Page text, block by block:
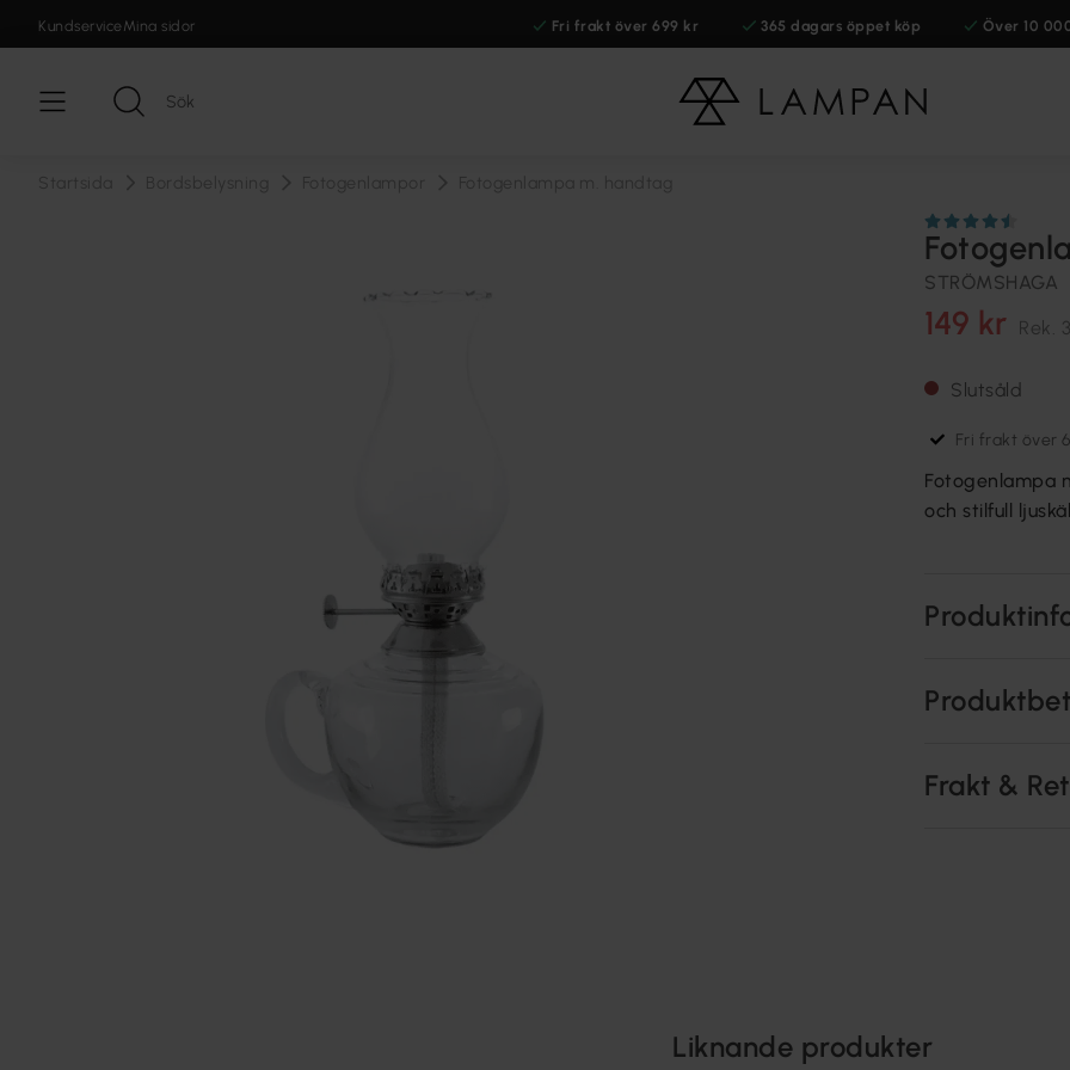
KundserviceMina sidor Fri frakt över 699 kr 365 dagars öppet köp Över 10
STRÖMSHAGA
149 kr Rek.
Slutsåld
Fri frakt över
Fotogenlampa
och stilfull
Frakt &
Liknande produkter